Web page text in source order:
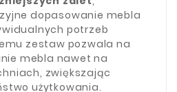
dopasowanie mebla
potrzeb
zestaw pozwala na
mebla nawet na
zwiększając
użytkowania.